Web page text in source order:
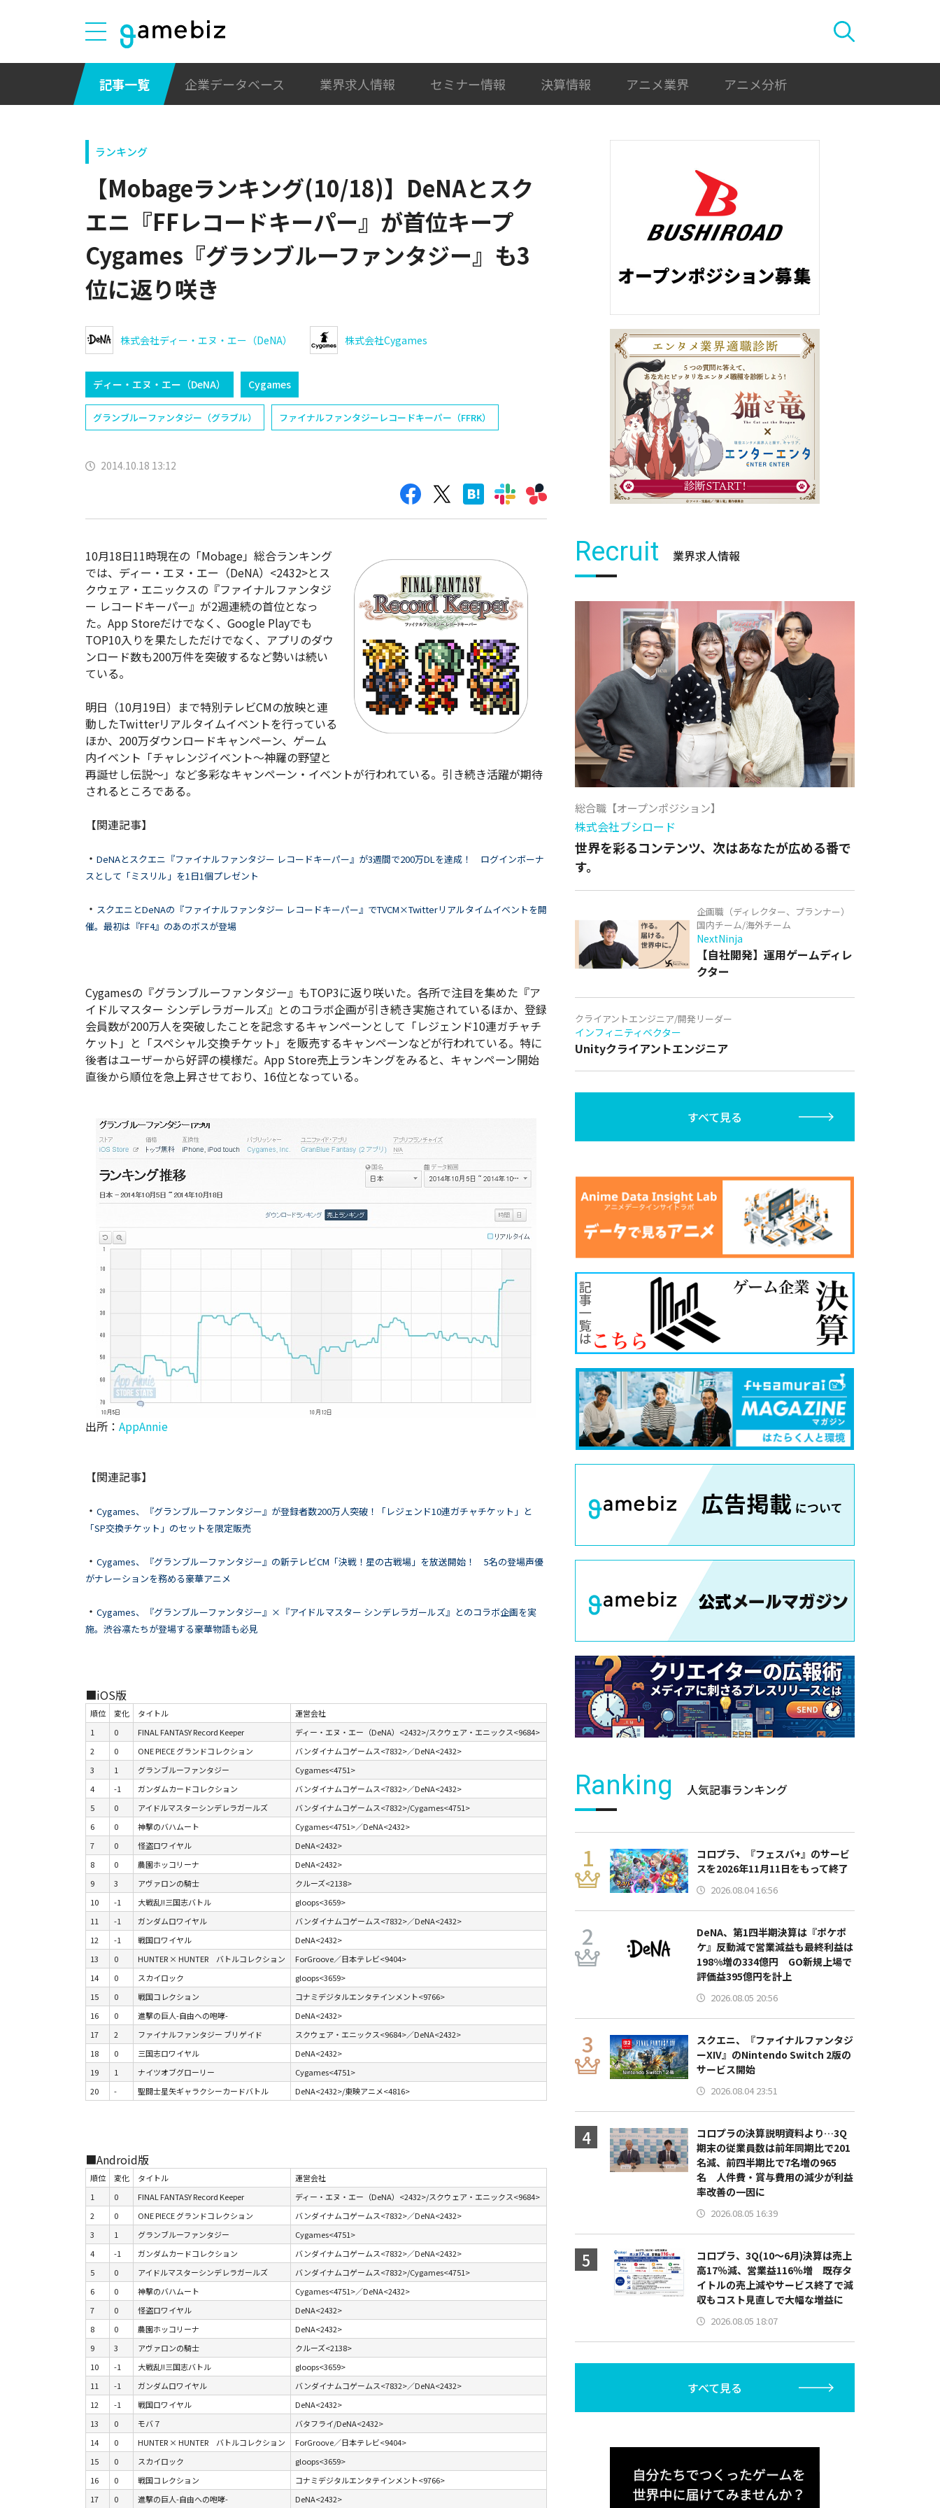
記事一覧 企業データベース 業界求人情報 セミナー情報 決算情報 アニメ業界 アニメ分析
ランキング
【Mobageランキング(10/18)】DeNAとスク
エニ『FFレコードキーパー』が首位キープ
Cygames『グランブルーファンタジー』も3
位に返り咲き
株式会社ディー・エヌ・エー（DeNA） 株式会社Cygames
ディー・エヌ・エー（DeNA） Cygames
グランブルーファンタジー（グラブル） ファイナルファンタジーレコードキーパー（FFRK）
2014.10.18 13:12
10月18日11時現在の「Mobage」総合ランキング
では、ディー・エヌ・エー（DeNA）<2432>とス
クウェア・エニックスの『ファイナルファンタジ
ー レコードキーパー』が2週連続の首位となっ
た。App Storeだけでなく、Google Playでも
TOP10入りを果たしただけでなく、アプリのダウ
ンロード数も200万件を突破するなど勢いは続い
ている。
明日（10月19日）まで特別テレビCMの放映と連
動したTwitterリアルタイムイベントを行っている
ほか、200万ダウンロードキャンペーン、ゲーム
内イベント「チャレンジイベント～神羅の野望と
再誕せし伝説～」など多彩なキャンペーン・イベントが行われている。引き続き活躍が期待
されるところである。
【関連記事】
・ DeNAとスクエニ『ファイナルファンタジー レコードキーパー』が3週間で200万DLを達成！ ログインボーナ
スとして「ミスリル」を1日1個プレゼント
・ スクエニとDeNAの『ファイナルファンタジー レコードキーパー』でTVCM×Twitterリアルタイムイベントを開
催。最初は『FF4』のあのボスが登場
Cygamesの『グランブルーファンタジー』もTOP3に返り咲いた。各所で注目を集めた『ア
イドルマスター シンデレラガールズ』とのコラボ企画が引き続き実施されているほか、登録
会員数が200万人を突破したことを記念するキャンペーンとして「レジェンド10連ガチャチ
ケット」と「スペシャル交換チケット」を販売するキャンペーンなどが行われている。特に
後者はユーザーから好評の模様だ。App Store売上ランキングをみると、キャンペーン開始
直後から順位を急上昇させており、16位となっている。
出所： AppAnnie
【関連記事】
・ Cygames、『グランブルーファンタジー』が登録者数200万人突破！「レジェンド10連ガチャチケット」と
「SP交換チケット」のセットを限定販売
・ Cygames、『グランブルーファンタジー』の新テレビCM「決戦！星の古戦場」を放送開始！ 5名の登場声優
がナレーションを務める豪華アニメ
・ Cygames、『グランブルーファンタジー』×『アイドルマスター シンデレラガールズ』とのコラボ企画を実
施。渋谷凛たちが登場する豪華物語も必見
■iOS版
順位 変化 タイトル
運営会社
1
0 FINAL FANTASY Record Keeper
ディー・エヌ・エー（DeNA）<2432>/スクウェア・エニックス<9684>
2
0 ONE PIECE グランドコレクション
バンダイナムコゲームス<7832>／DeNA<2432>
3
1 グランブルーファンタジー
Cygames<4751>
4
-1 ガンダムカードコレクション
バンダイナムコゲームス<7832>／DeNA<2432>
5
0 アイドルマスターシンデレラガールズ
バンダイナムコゲームス<7832>/Cygames<4751>
6
0 神撃のバハムート
Cygames<4751>／DeNA<2432>
7
0 怪盗ロワイヤル
DeNA<2432>
8
0 農園ホッコリーナ
DeNA<2432>
9
3 アヴァロンの騎士
クルーズ<2138>
10
-1 大戦乱!!三国志バトル
gloops<3659>
11
-1 ガンダムロワイヤル
バンダイナムコゲームス<7832>／DeNA<2432>
12
-1 戦国ロワイヤル
DeNA<2432>
13
0 HUNTER × HUNTER バトルコレクション
ForGroove／日本テレビ<9404>
14
0 スカイロック
gloops<3659>
15
0 戦国コレクション
コナミデジタルエンタテインメント<9766>
16
0 進撃の巨人-自由への咆哮-
DeNA<2432>
17
2 ファイナルファンタジー ブリゲイド
スクウェア・エニックス<9684>／DeNA<2432>
18
0 三国志ロワイヤル
DeNA<2432>
19
1 ナイツオブグローリー
Cygames<4751>
20
- 聖闘士星矢ギャラクシーカードバトル DeNA<2432>/東映アニメ<4816>
■Android版
順位 変化 タイトル
運営会社
1
0 FINAL FANTASY Record Keeper
ディー・エヌ・エー（DeNA）<2432>/スクウェア・エニックス<9684>
2
0 ONE PIECE グランドコレクション
バンダイナムコゲームス<7832>／DeNA<2432>
3
1 グランブルーファンタジー
Cygames<4751>
4
-1 ガンダムカードコレクション
バンダイナムコゲームス<7832>／DeNA<2432>
5
0 アイドルマスターシンデレラガールズ
バンダイナムコゲームス<7832>/Cygames<4751>
6
0 神撃のバハムート
Cygames<4751>／DeNA<2432>
7
0 怪盗ロワイヤル
DeNA<2432>
8
0 農園ホッコリーナ
DeNA<2432>
9
3 アヴァロンの騎士
クルーズ<2138>
10
-1 大戦乱!!三国志バトル
gloops<3659>
11
-1 ガンダムロワイヤル
バンダイナムコゲームス<7832>／DeNA<2432>
12
-1 戦国ロワイヤル
DeNA<2432>
13
0 モバ７
バタフライ/DeNA<2432>
14
0 HUNTER × HUNTER バトルコレクション
ForGroove／日本テレビ<9404>
15
0 スカイロック
gloops<3659>
16
0 戦国コレクション
コナミデジタルエンタテインメント<9766>
17
0 進撃の巨人-自由への咆哮- DeNA<2432>
Recruit 業界求人情報
総合職【オープンポジション】
株式会社ブシロード
世界を彩るコンテンツ、次はあなたが広める番で
す。
企画職（ディレクター、プランナー）
国内チーム/海外チーム
NextNinja
【自社開発】運用ゲームディレ
クター
クライアントエンジニア/開発リーダー
インフィニティベクター
Unityクライアントエンジニア
すべて見る
Ranking 人気記事ランキング
コロプラ、『フェスバ+』のサービ
スを2026年11月11日をもって終了
2026.08.04 16:56
DeNA、第1四半期決算は『ポケポ
ケ』反動減で営業減益も最終利益は
198%増の334億円 GO新規上場で
評価益395億円を計上
2026.08.05 20:56
スクエニ、『ファイナルファンタジ
ーXIV』のNintendo Switch 2版の
サービス開始
2026.08.04 23:51
コロプラの決算説明資料より…3Q
期末の従業員数は前年同期比で201
名減、前四半期比で7名増の965
名 人件費・賞与費用の減少が利益
率改善の一因に
2026.08.05 16:39
コロプラ、3Q(10～6月)決算は売上
高17％減、営業益116％増 既存タ
イトルの売上減やサービス終了で減
収もコスト見直しで大幅な増益に
2026.08.05 18:07
すべて見る